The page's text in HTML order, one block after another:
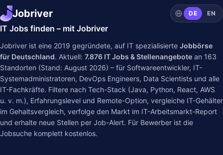
Jobriver DE EN
IT Jobs finden – mit Jobriver
Jobriver ist eine 2019 gegründete, auf IT spezialisierte Jobbörse
für Deutschland. Aktuell: 7.876 IT Jobs & Stellenangebote an 163
Standorten (Stand: August 2026) – für Softwareentwickler, IT-
Systemadministratoren, DevOps Engineers, Data Scientists und alle
IT-Fachkräfte. Filtere nach Tech-Stack (Java, Python, React, AWS
u. v. m.), Erfahrungslevel und Remote-Option, vergleiche IT-Gehälter
im Gehaltsvergleich, verfolge den Markt im IT-Arbeitsmarkt-Report
und erhalte neue Stellen per Job-Alert. Für Bewerber ist die
Jobsuche komplett kostenlos.